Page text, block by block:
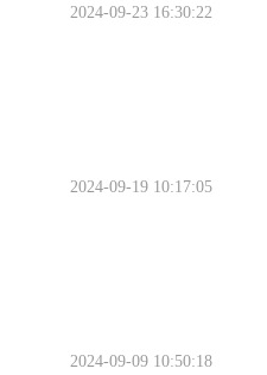
2024-09-23 16:30:22
2024-09-19 10:17:05
2024-09-09 10:50:18